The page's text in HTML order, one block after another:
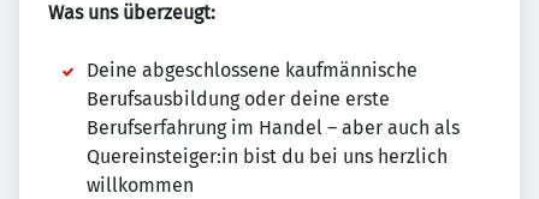
Was uns überzeugt:
Deine abgeschlossene kaufmännische
Berufsausbildung oder deine erste
Berufserfahrung im Handel – aber auch als
Quereinsteiger:in bist du bei uns herzlich
willkommen